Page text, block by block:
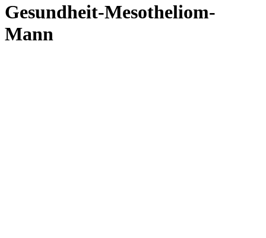
Gesundheit-Mesotheliom-
Mann